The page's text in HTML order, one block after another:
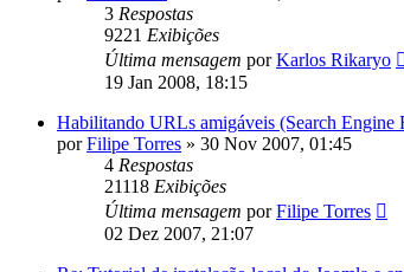
3 Respostas
9221 Exibições
Última mensagem porKarlos Rikaryo
19 Jan 2008, 18:15
Habilitando URLs amigáveis (Search Engine
porFilipe Torres » 30 Nov 2007, 01:45
4 Respostas
21118 Exibições
Última mensagem porFilipe Torres
02 Dez 2007, 21:07